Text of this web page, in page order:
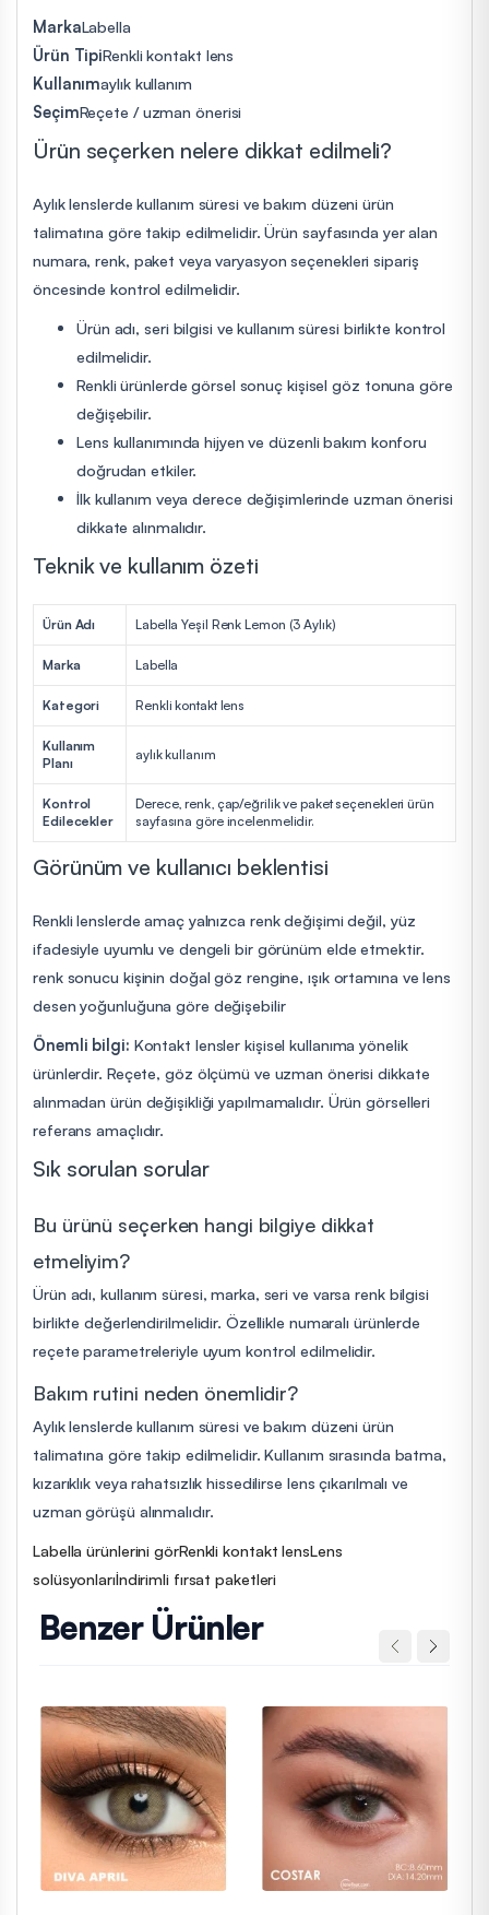
MarkaLabella
Ürün TipiRenkli kontakt lens
Kullanımaylık kullanım
SeçimReçete / uzman önerisi
Ürün seçerken nelere dikkat edilmeli?
Aylık lenslerde kullanım süresi ve bakım düzeni ürün
talimatına göre takip edilmelidir. Ürün sayfasında yer alan
numara, renk, paket veya varyasyon seçenekleri sipariş
öncesinde kontrol edilmelidir.
Ürün adı, seri bilgisi ve kullanım süresi birlikte kontrol
edilmelidir.
Renkli ürünlerde görsel sonuç kişisel göz tonuna göre
değişebilir.
Lens kullanımında hijyen ve düzenli bakım konforu
doğrudan etkiler.
İlk kullanım veya derece değişimlerinde uzman önerisi
dikkate alınmalıdır.
Teknik ve kullanım özeti
Ürün Adı Labella Yeşil Renk Lemon (3 Aylık)
Marka Labella
Kategori Renkli kontakt lens
Kullanım
Planı
aylık kullanım
Kontrol
Edilecekler
Derece, renk, çap/eğrilik ve paket seçenekleri ürün
sayfasına göre incelenmelidir.
Görünüm ve kullanıcı beklentisi
Renkli lenslerde amaç yalnızca renk değişimi değil, yüz
ifadesiyle uyumlu ve dengeli bir görünüm elde etmektir.
renk sonucu kişinin doğal göz rengine, ışık ortamına ve lens
desen yoğunluğuna göre değişebilir
Önemli bilgi: Kontakt lensler kişisel kullanıma yönelik
ürünlerdir. Reçete, göz ölçümü ve uzman önerisi dikkate
alınmadan ürün değişikliği yapılmamalıdır. Ürün görselleri
referans amaçlıdır.
Sık sorulan sorular
Bu ürünü seçerken hangi bilgiye dikkat
etmeliyim?
Ürün adı, kullanım süresi, marka, seri ve varsa renk bilgisi
birlikte değerlendirilmelidir. Özellikle numaralı ürünlerde
reçete parametreleriyle uyum kontrol edilmelidir.
Bakım rutini neden önemlidir?
Aylık lenslerde kullanım süresi ve bakım düzeni ürün
talimatına göre takip edilmelidir. Kullanım sırasında batma,
kızarıklık veya rahatsızlık hissedilirse lens çıkarılmalı ve
uzman görüşü alınmalıdır.
Labella ürünlerini görRenkli kontakt lensLens
solüsyonlarıİndirimli fırsat paketleri
Benzer Ürünler